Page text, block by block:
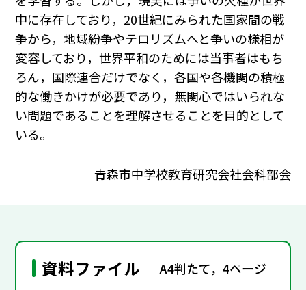
中に存在しており，20世紀にみられた国家間の戦
争から，地域紛争やテロリズムへと争いの様相が
変容しており，世界平和のためには当事者はもち
ろん，国際連合だけでなく，各国や各機関の積極
的な働きかけが必要であり，無関心ではいられな
い問題であることを理解させることを目的として
いる。
青森市中学校教育研究会社会科部会
資料ファイル A4判たて，4ページ